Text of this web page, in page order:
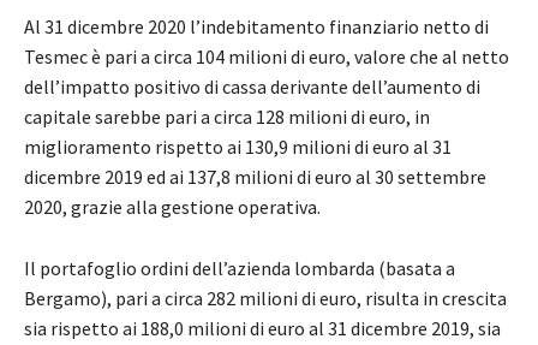
Al 31 dicembre 2020 l’indebitamento finanziario netto di
Tesmec è pari a circa 104 milioni di euro, valore che al netto
dell’impatto positivo di cassa derivante dell’aumento di
capitale sarebbe pari a circa 128 milioni di euro, in
miglioramento rispetto ai 130,9 milioni di euro al 31
dicembre 2019 ed ai 137,8 milioni di euro al 30 settembre
2020, grazie alla gestione operativa.
Il portafoglio ordini dell’azienda lombarda (basata a
Bergamo), pari a circa 282 milioni di euro, risulta in crescita
sia rispetto ai 188,0 milioni di euro al 31 dicembre 2019, sia